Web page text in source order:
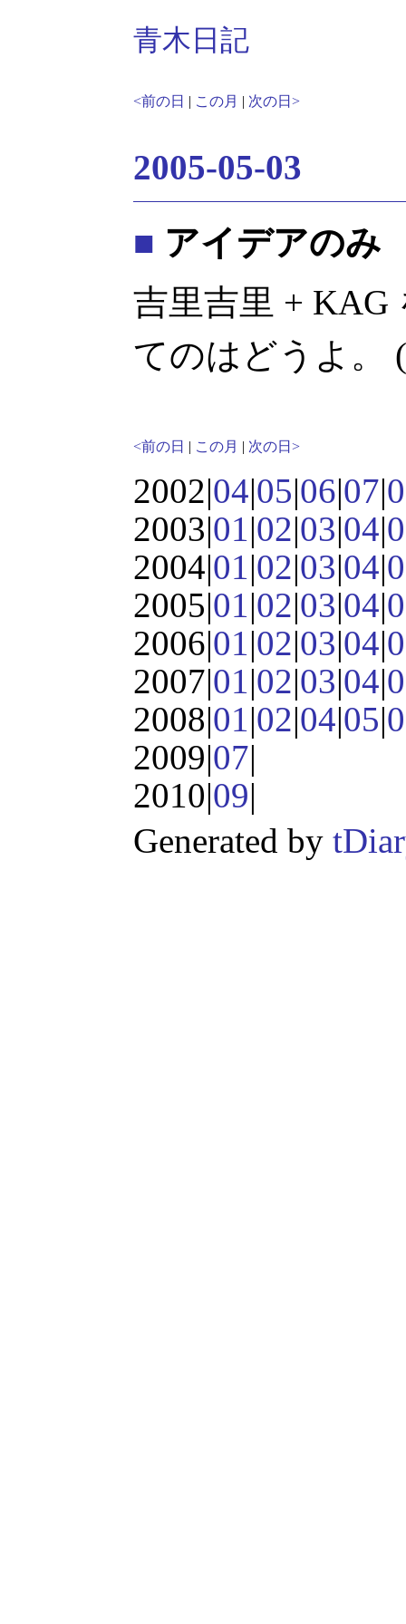
青木日記
<前の日 | この月 | 次の日>
2005-05-03
■ アイデアのみ
吉里吉里 + KAG
てのはどうよ。
<前の日 | この月 | 次の日>
2002|04|05|06|07|
2003|01|02|03|04|
2004|01|02|03|04|
2005|01|02|03|04|
2006|01|02|03|04|
2007|01|02|03|04|
2008|01|02|04|05|
2009|07|
2010|09|
Generated by